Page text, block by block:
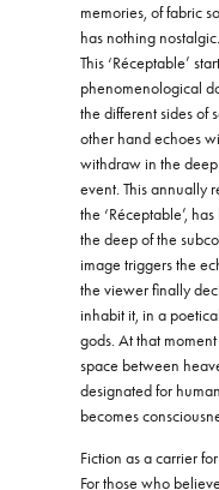
memories, of fabric
has nothing nostalgic.
This ‘Réceptable’
phenomenological
the different sides of
other hand echoes
withdraw in the
event. This annually
the ‘Réceptable’,
the deep of the
image triggers the
the viewer finally
inhabit it, in a
gods. At that
space between
designated for
becomes
Fiction as a carrier
For those who